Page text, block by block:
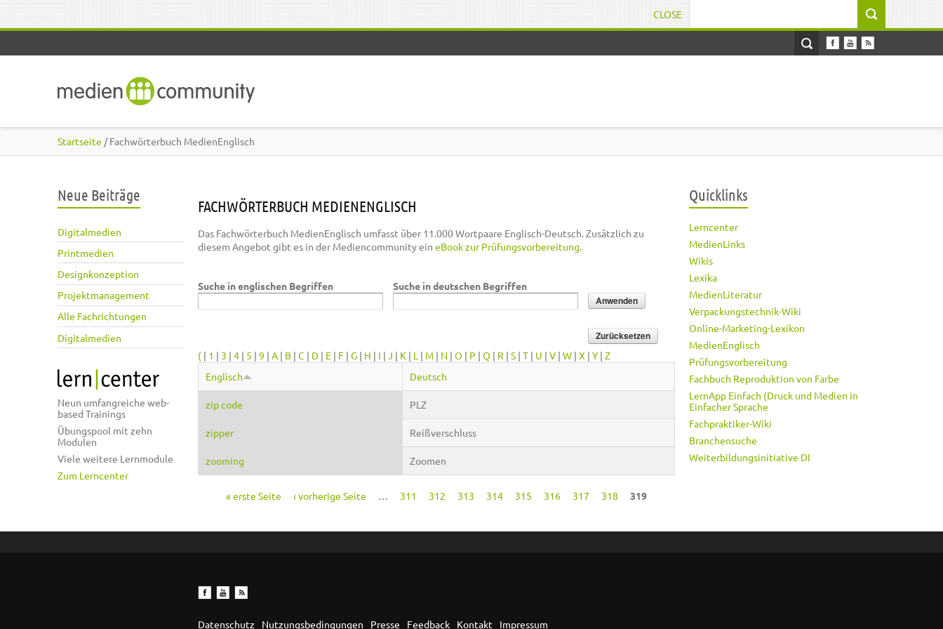
CLOSE
Startseite / Fachwörterbuch MedienEnglisch
Neue Beiträge
Digitalmedien
Printmedien
Designkonzeption
Projektmanagement
Alle Fachrichtungen
Digitalmedien
Neun umfangreiche web-
based Trainings
Übungspool mit zehn
Modulen
Viele weitere Lernmodule
Zum Lerncenter
FACHWÖRTERBUCH MEDIENENGLISCH
Das Fachwörterbuch MedienEnglisch umfasst über 11.000 Wortpaare Englisch-Deutsch. Zusätzlich zu
diesem Angebot gibt es in der Mediencommunity ein eBook zur Prüfungsvorbereitung.
Suche in englischen Begriffen Suche in deutschen Begriffen
( | 1 | 3 | 4 | 5 | 9 | A | B | C | D | E | F | G | H | I | J | K | L | M | N | O | P | Q | R | S | T | U | V | W | X | Y | Z
Englisch
Deutsch
zip code PLZ
zipper Reißverschluss
zooming Zoomen
« erste Seite ‹ vorherige Seite 311 312 313 314 315 316 317 318 319
Quicklinks
Lerncenter
MedienLinks
Wikis
Lexika
MedienLiteratur
Verpackungstechnik-Wiki
Online-Marketing-Lexikon
MedienEnglisch
Prüfungsvorbereitung
Fachbuch Reproduktion von Farbe
LernApp Einfach (Druck und Medien in
Einfacher Sprache
Fachpraktiker-Wiki
Branchensuche
Weiterbildungsinitiative DI
Datenschutz Nutzungsbedingungen Presse Feedback Kontakt Impressum